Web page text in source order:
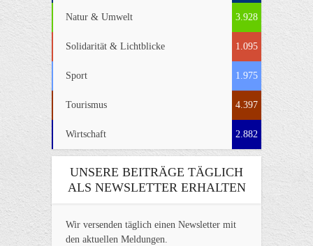
Natur & Umwelt 3.928
Solidarität & Lichtblicke 1.095
Sport 1.975
Tourismus 4.397
Wirtschaft 2.882
UNSERE BEITRÄGE TÄGLICH
ALS NEWSLETTER ERHALTEN
Wir versenden täglich einen Newsletter mit
den aktuellen Meldungen.